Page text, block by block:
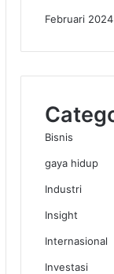
Februari 2024
Bisnis
gaya hidup
Industri
Insight
Internasional
Investasi